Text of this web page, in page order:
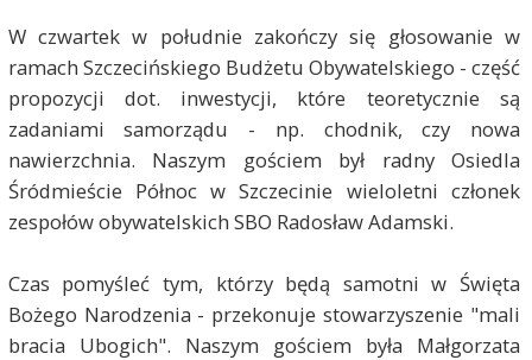
W czwartek w południe zakończy się głosowanie w
ramach Szczecińskiego Budżetu Obywatelskiego - część
propozycji dot. inwestycji, które teoretycznie są
zadaniami samorządu - np. chodnik, czy nowa
nawierzchnia. Naszym gościem był radny Osiedla
Śródmieście Północ w Szczecinie wieloletni członek
zespołów obywatelskich SBO Radosław Adamski.
Czas pomyśleć tym, którzy będą samotni w Święta
Bożego Narodzenia - przekonuje stowarzyszenie "mali
bracia Ubogich". Naszym gościem była Małgorzata